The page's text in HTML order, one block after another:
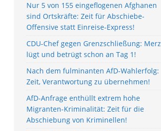
Nur 5 von 155 eingeflogenen Afghanen
sind Ortskräfte: Zeit für Abschiebe-
Offensive statt Einreise-Express!
CDU-Chef gegen Grenzschließung: Merz
lügt und betrügt schon an Tag 1!
Nach dem fulminanten AfD-Wahlerfolg:
Zeit, Verantwortung zu übernehmen!
AfD-Anfrage enthüllt extrem hohe
Migranten-Kriminalität: Zeit für die
Abschiebung von Kriminellen!